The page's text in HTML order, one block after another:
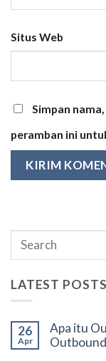
Situs Web
Simpan
peramban ini
LATEST POSTS
26
Apr
Apa itu